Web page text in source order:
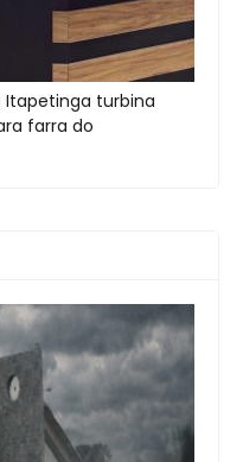
Itapetinga turbina
farra do